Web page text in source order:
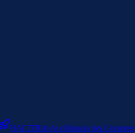
HACITHub Accélérateur des